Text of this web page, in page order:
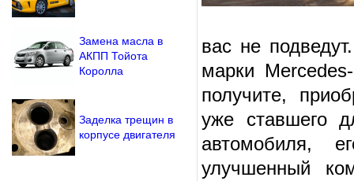
вас не
марки
получите,
уже ставшего
автомобиля,
улучшенный
Замена масла в
АКПП Тойота
Королла
Заделка трещин в
корпусе двигателя